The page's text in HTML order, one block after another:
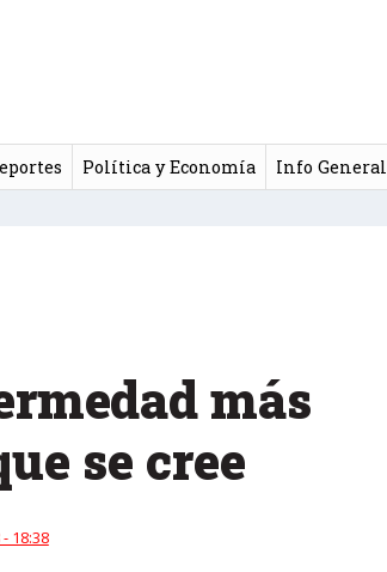
Política y Economía Info General
más
se cree
18:38